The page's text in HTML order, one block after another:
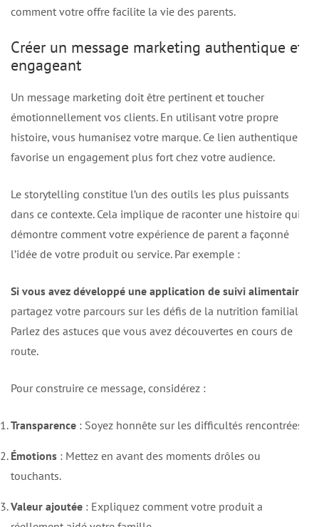
comment votre offre facilite la vie des parents.
Créer un message marketing authentique et
engageant
Un message marketing doit être pertinent et toucher
émotionnellement vos clients. En utilisant votre propre
histoire, vous humanisez votre marque. Ce lien authentique
favorise un engagement plus fort chez votre audience.
Le storytelling constitue l’un des outils les plus puissants
dans ce contexte. Cela implique de raconter une histoire qui
démontre comment votre expérience de parent a façonné
l’idée de votre produit ou service. Par exemple :
Si vous avez développé une application de suivi alimentaire
partagez votre parcours sur les défis de la nutrition familiale.
Parlez des astuces que vous avez découvertes en cours de
route.
Pour construire ce message, considérez :
Transparence : Soyez honnête sur les difficultés rencontrées.
Émotions : Mettez en avant des moments drôles ou
touchants.
Valeur ajoutée : Expliquez comment votre produit a